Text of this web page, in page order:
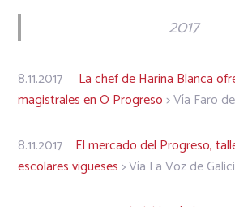
2017
8.11.2017 La chef de Harina Blanca
magistrales en O Progreso> Vía Faro
8.11.2017 El mercado del Progreso,
escolares vigueses> Vía La Voz de